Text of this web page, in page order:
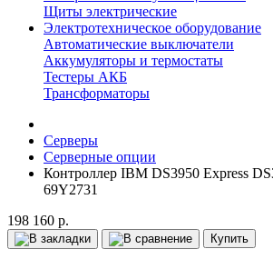
Щиты электрические
Электротехническое оборудование
Автоматические выключатели
Аккумуляторы и термостаты
Тестеры АКБ
Трансформаторы
Серверы
Серверные опции
Контроллер IBM DS3950 Express
69Y2731
198 160 р.
Купить